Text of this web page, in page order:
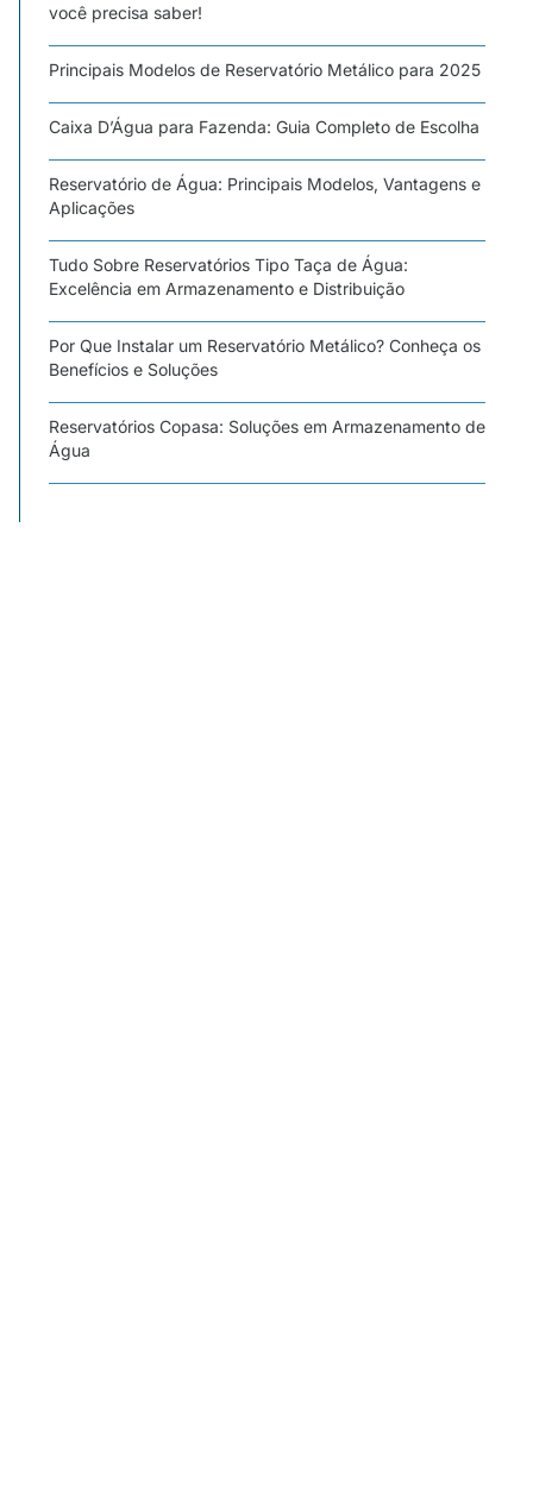
você precisa saber!
Principais Modelos de Reservatório Metálico para 2025
Caixa D’Água para Fazenda: Guia Completo de Escolha
Reservatório de Água: Principais Modelos, Vantagens e
Aplicações
Tudo Sobre Reservatórios Tipo Taça de Água:
Excelência em Armazenamento e Distribuição
Por Que Instalar um Reservatório Metálico? Conheça os
Benefícios e Soluções
Reservatórios Copasa: Soluções em Armazenamento de
Água